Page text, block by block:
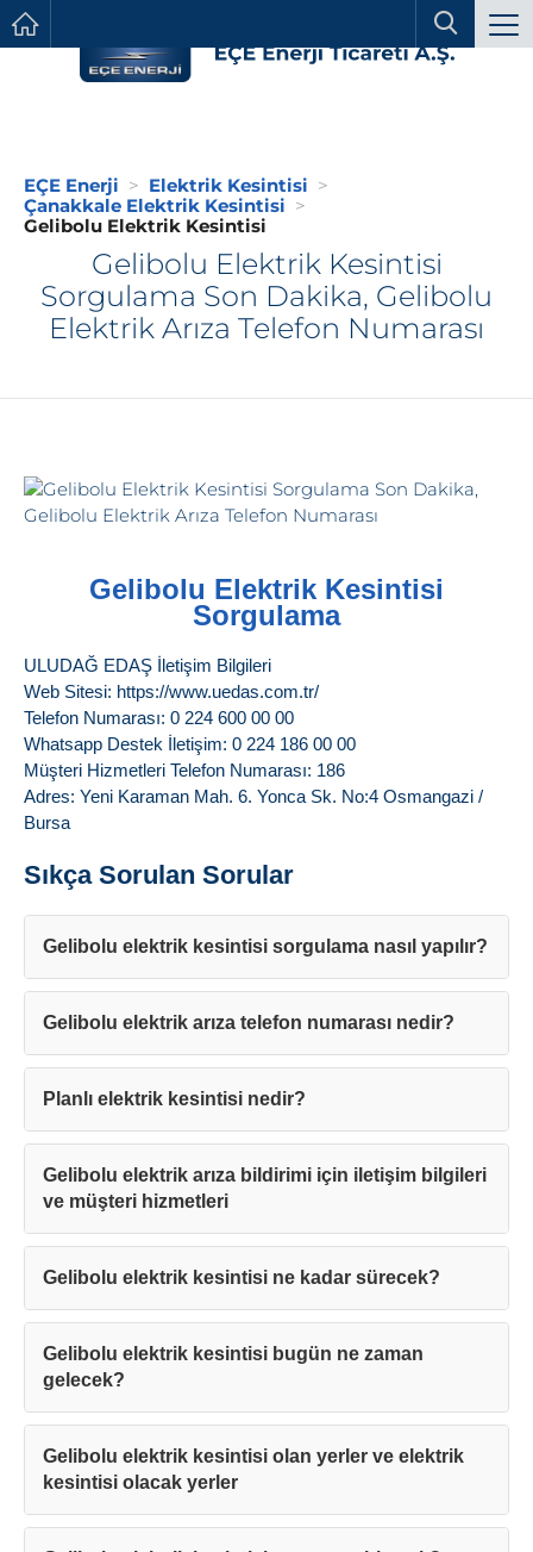
EÇE Enerji
Elektrik Kesintisi
Çanakkale Elektrik Kesintisi
Gelibolu Elektrik Kesintisi
Gelibolu Elektrik Kesintisi
Sorgulama Son Dakika, Gelibolu
Elektrik Arıza Telefon Numarası
Gelibolu Elektrik Kesintisi
Sorgulama
ULUDAĞ EDAŞ İletişim Bilgileri
Web Sitesi: https://www.uedas.com.tr/
Telefon Numarası: 0 224 600 00 00
Whatsapp Destek İletişim: 0 224 186 00 00
Müşteri Hizmetleri Telefon Numarası: 186
Adres: Yeni Karaman Mah. 6. Yonca Sk. No:4 Osmangazi /
Bursa
Sıkça Sorulan Sorular
Gelibolu elektrik kesintisi sorgulama nasıl yapılır?
Gelibolu elektrik arıza telefon numarası nedir?
Planlı elektrik kesintisi nedir?
Gelibolu elektrik arıza bildirimi için iletişim bilgileri
ve müşteri hizmetleri
Gelibolu elektrik kesintisi ne kadar sürecek?
Gelibolu elektrik kesintisi bugün ne zaman
gelecek?
Gelibolu elektrik kesintisi olan yerler ve elektrik
kesintisi olacak yerler